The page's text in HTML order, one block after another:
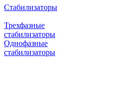
Стабилизаторы
Трехфазные
стабилизаторы
Однофазные
стабилизаторы